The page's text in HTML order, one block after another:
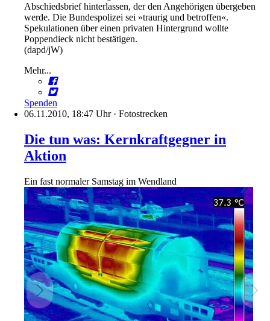
Abschiedsbrief hinterlassen, der den Angehörigen übergeben
werde. Die Bundespolizei sei »traurig und betroffen«.
Spekulationen über einen privaten Hintergrund wollte
Poppendieck nicht bestätigen.
(dapd/jW)
Mehr...
Spenden
06.11.2010, 18:47 Uhr· Fotostrecken
Die tun was: Kernkraftgegner in
Aktion
Ein fast normaler Samstag im Wendland